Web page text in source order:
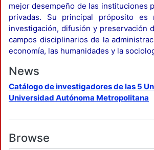
mejor desempeño de las instituciones
privadas. Su principal próposito es
investigación, difusión y preservación
campos disciplinarios de la
economía, las humanidades y la
News
Catálogo de investigadores de las 5
Universidad Autónoma Metropolitana
Browse